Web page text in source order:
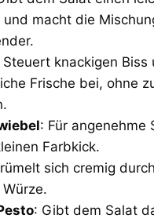
und macht die
Steuert knackigen Biss
Frische bei, ohne
: Für angenehme
Farbkick.
sich cremig
: Gibt dem Salat